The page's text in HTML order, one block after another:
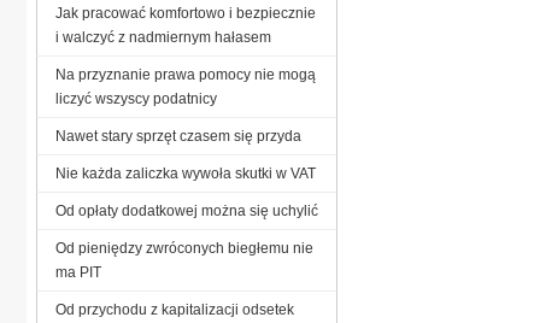
Jak pracować komfortowo i bezpiecznie
i walczyć z nadmiernym hałasem
Na przyznanie prawa pomocy nie mogą
liczyć wszyscy podatnicy
Nawet stary sprzęt czasem się przyda
Nie każda zaliczka wywoła skutki w VAT
Od opłaty dodatkowej można się uchylić
Od pieniędzy zwróconych biegłemu nie
ma PIT
Od przychodu z kapitalizacji odsetek